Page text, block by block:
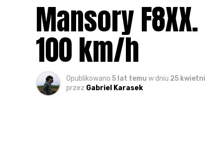
Mansory
100 km/h
Opublikowano 5 lat temu w dniu 25
przez Gabriel Karasek